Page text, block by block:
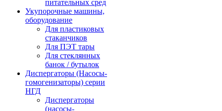
питательных сред
Укупорочные машины,
оборудование
Для пластиковых
стаканчиков
Для ПЭТ тары
Для стеклянных
банок / бутылок
Диспергаторы (Насосы-
гомогенизаторы) серии
НГД
Диспергаторы
(насосы-